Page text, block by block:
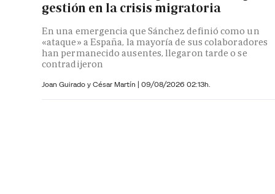
gestión en la crisis migratoria
En una emergencia que Sánchez definió como un
«ataque» a España, la mayoría de sus colaboradores
han permanecido ausentes, llegaron tarde o se
contradijeron
Joan Guirado y César Martín | 09/08/2026 02:13h.